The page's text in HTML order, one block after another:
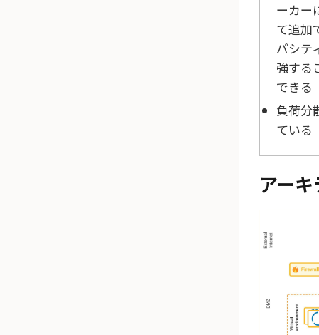
ーカー
て追加
パシテ
強する
できる
負荷分
ている
アー